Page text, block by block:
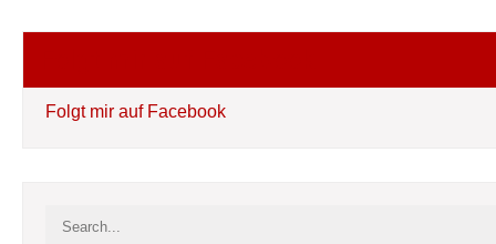
Folgt mir auf Facebook